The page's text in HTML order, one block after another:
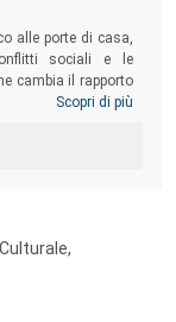
alle porte di casa,
sociali e le
cambia il rapporto
che meritano di
e futuro,
Scopri di più